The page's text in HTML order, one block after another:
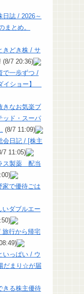
日誌 / 2026～
まとめ。
きどき株 / サ
(8/7 20:36)
一歩ずつ /
イショー】
きなお気楽ブ
ド・スーパ
(8/7 11:09)
会日記 / [株主
7 11:05)
ス製薬 配当
家で優待ごは
いダブルエー
旅行から帰宅
いっぱい / ウ
だまり☆が届
きる株主優待